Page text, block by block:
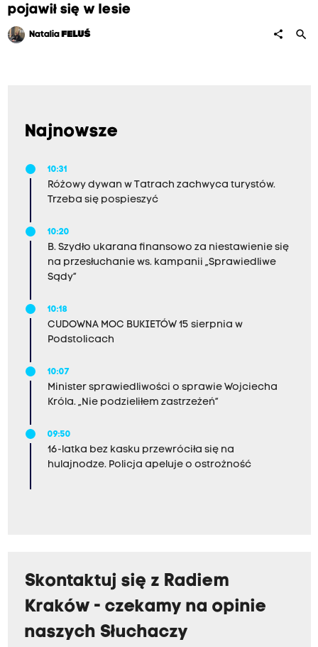
pojawił się w lesie
Natalia FELUŚ share search
Najnowsze
10:31
Różowy dywan w Tatrach zachwyca turystów.
Trzeba się pospieszyć
10:20
B. Szydło ukarana finansowo za niestawienie się
na przesłuchanie ws. kampanii „Sprawiedliwe
Sądy”
10:18
CUDOWNA MOC BUKIETÓW 15 sierpnia w
Podstolicach
10:07
Minister sprawiedliwości o sprawie Wojciecha
Króla. „Nie podzieliłem zastrzeżeń”
09:50
16-latka bez kasku przewróciła się na
hulajnodze. Policja apeluje o ostrożność
Skontaktuj się z Radiem
Kraków - czekamy na opinie
naszych Słuchaczy